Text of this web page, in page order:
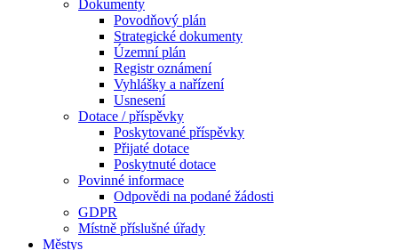
Dokumenty
Povodňový plán
Strategické dokumenty
Územní plán
Registr oznámení
Vyhlášky a nařízení
Usnesení
Dotace / příspěvky
Poskytované příspěvky
Přijaté dotace
Poskytnuté dotace
Povinné informace
Odpovědi na podané žádosti
GDPR
Místně příslušné úřady
Městys